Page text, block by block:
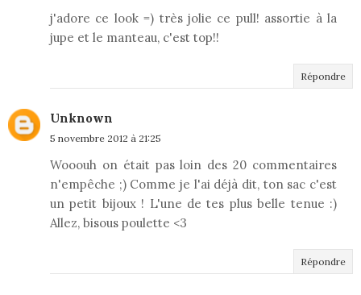
j'adore ce look =) très jolie ce pull! assortie à la
jupe et le manteau, c'est top!!
Répondre
Unknown
5 novembre 2012 à 21:25
Wooouh on était pas loin des 20 commentaires
n'empêche ;) Comme je l'ai déjà dit, ton sac c'est
un petit bijoux ! L'une de tes plus belle tenue :)
Allez, bisous poulette <3
Répondre